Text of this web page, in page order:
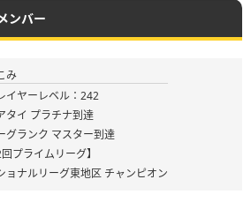
ンバー
み
イヤーレベル：242
タイ プラチナ到達
グランク マスター到達
回プライムリーグ】
ョナルリーグ東地区 チャンピオン